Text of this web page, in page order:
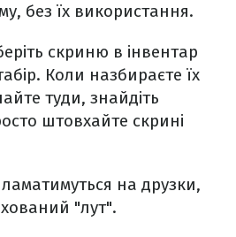
без їх використання.
скриню в інвентар
Коли назбираєте їх
туди, знайдіть
штовхайте скрині
на друзки,
"лут".